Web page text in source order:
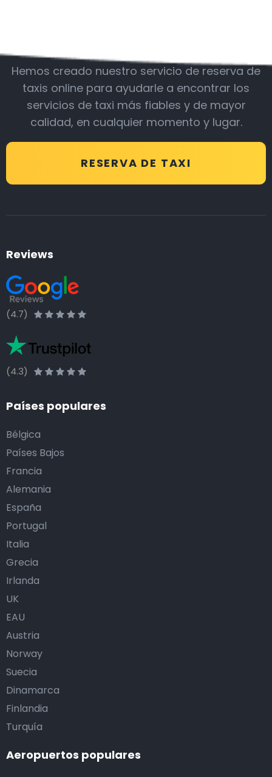
Hemos creado nuestro servicio de reserva de
taxis online para ayudarle a encontrar los
servicios de taxi más fiables y de mayor
calidad, en cualquier momento y lugar.
RESERVA DE TAXI
Reviews
(4.7)
(4.3)
Países populares
Bélgica
Países Bajos
Francia
Alemania
España
Portugal
Italia
Grecia
Irlanda
UK
EAU
Austria
Norway
Suecia
Dinamarca
Finlandia
Turquía
Aeropuertos populares